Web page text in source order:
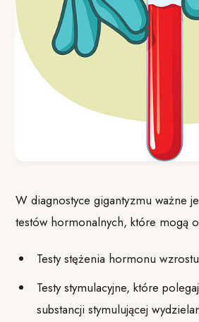
W diagnostyce gigantyzmu ważne
testów hormonalnych, które mogą
Testy stężenia hormonu
Testy stymulacyjne, które
substancji stymulującej